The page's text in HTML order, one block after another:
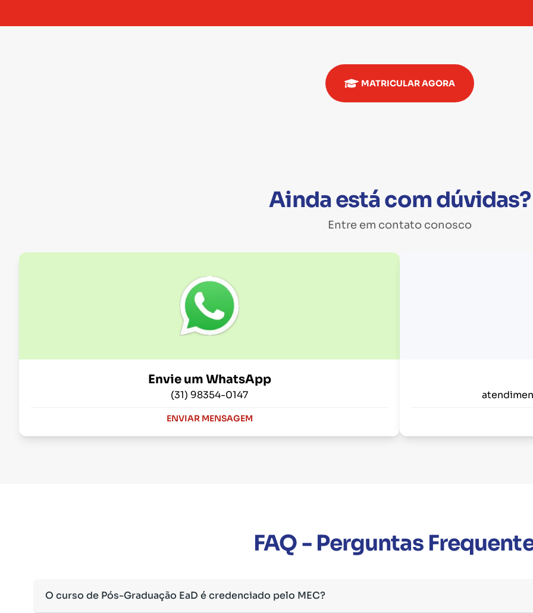
MATRICULAR AGORA
Ainda está com dúvidas?
Entre em contato conosco
Envie um WhatsApp
(31) 98354-0147
ENVIAR MENSAGEM
FAQ - Perguntas
O curso de Pós-Graduação EaD é credenciado pelo MEC?